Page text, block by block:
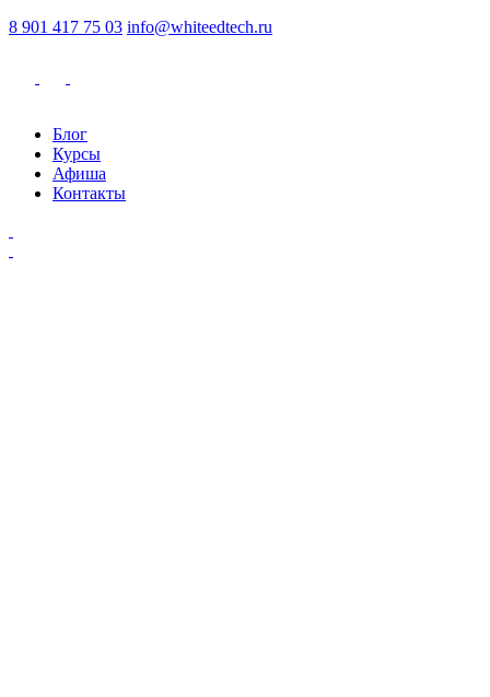
8 901 417 75 03 info@whiteedtech.ru
Блог
Курсы
Афиша
Контакты